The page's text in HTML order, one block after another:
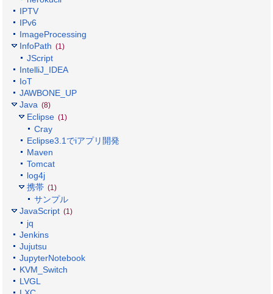
IPTV
IPv6
ImageProcessing
InfoPath (1)
JScript
IntelliJ_IDEA
IoT
JAWBONE_UP
Java (8)
Eclipse (1)
Cray
Eclipse3.1でiアプリ開発
Maven
Tomcat
log4j
携帯 (1)
サンプル
JavaScript (1)
jq
Jenkins
Jujutsu
JupyterNotebook
KVM_Switch
LVGL